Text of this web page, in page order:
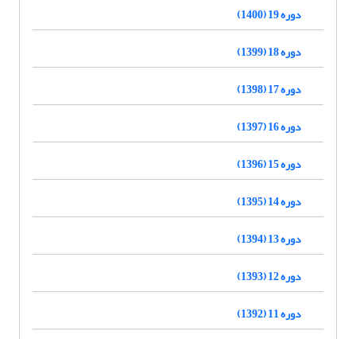
دوره 19 (1400)
دوره 18 (1399)
دوره 17 (1398)
دوره 16 (1397)
دوره 15 (1396)
دوره 14 (1395)
دوره 13 (1394)
دوره 12 (1393)
دوره 11 (1392)